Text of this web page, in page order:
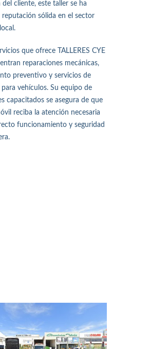
cliente, este taller se ha
reputación sólida en el sector
que ofrece TALLERES CYE
reparaciones mecánicas,
preventivo y servicios de
vehículos. Su equipo de
capacitados se asegura de que
reciba la atención necesaria
funcionamiento y seguridad